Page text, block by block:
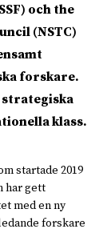
och the
(NSTC)
forskare.
klass.
startade 2019
har gett
med en ny
forskare